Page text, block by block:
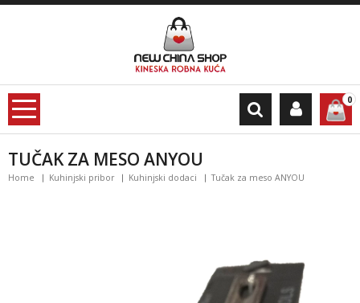
0
TUČAK ZA MESO ANYOU
Home Kuhinjski pribor Kuhinjski dodaci Tučak za meso ANYOU